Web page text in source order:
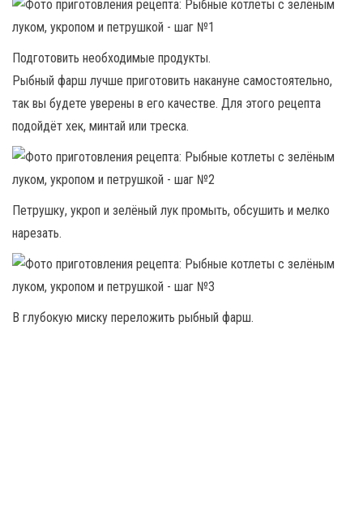
Подготовить необходимые продукты.
Рыбный фарш лучше приготовить накануне самостоятельно,
так вы будете уверены в его качестве. Для этого рецепта
подойдёт хек, минтай или треска.
Петрушку, укроп и зелёный лук промыть, обсушить и мелко
нарезать.
В глубокую миску переложить рыбный фарш.